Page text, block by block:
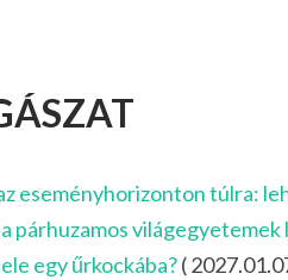
eseményhorizonton túlra:
párhuzamos
egy űrkockába?(